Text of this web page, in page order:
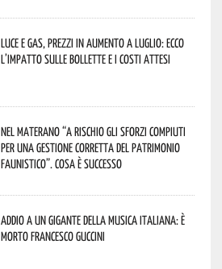
Luce e gas, prezzi in aumento a luglio: ecco
l’impatto sulle bollette e i costi attesi
Nel materano “a rischio gli sforzi compiuti
per una gestione corretta del patrimonio
faunistico”. Cosa è successo
Addio a un gigante della musica italiana: è
morto Francesco Guccini